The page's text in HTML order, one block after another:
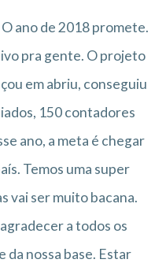
O ano de 2018 promete.
pra gente. O projeto
em abriu, conseguiu
150 contadores
ano, a meta é chegar
Temos uma super
vai ser muito bacana.
a todos os
nossa base. Estar